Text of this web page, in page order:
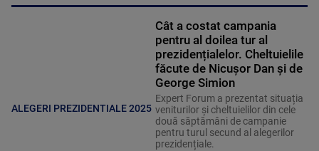
ALEGERI PREZIDENTIALE 2025
Cât a costat campania
pentru al doilea tur al
prezidențialelor. Cheltuielile
făcute de Nicușor Dan și de
George Simion
Expert Forum a prezentat situația
veniturilor și cheltuielilor din cele
două săptămâni de campanie
pentru turul secund al alegerilor
prezidențiale.